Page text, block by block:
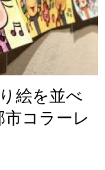
絵を並べ
コラーレ